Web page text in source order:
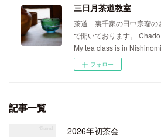
三日月茶道教室
茶道 裏千家の田中宗瑠の
で開いております。
My tea class is in
フォロー
記事一覧
2026年初茶会